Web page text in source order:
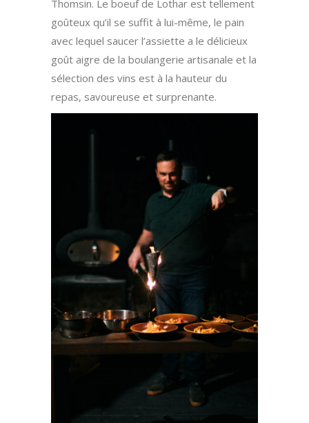
Thomsin. Le boeuf de Lothar est tellement
goûteux qu’il se suffit à lui-même, le pain
avec lequel saucer l’assiette a le délicieux
goût aigre de la boulangerie artisanale et la
sélection des vins est à la hauteur du
repas, savoureuse et surprenante.